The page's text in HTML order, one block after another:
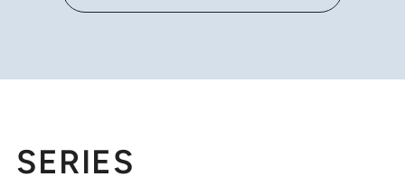
SERIES